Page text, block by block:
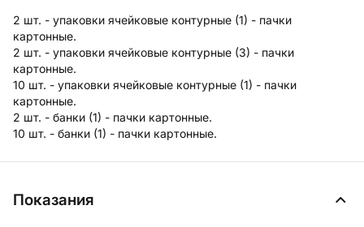
2 шт. - упаковки ячейковые контурные (1) - пачки
картонные.
2 шт. - упаковки ячейковые контурные (3) - пачки
картонные.
10 шт. - упаковки ячейковые контурные (1) - пачки
картонные.
2 шт. - банки (1) - пачки картонные.
10 шт. - банки (1) - пачки картонные.
Показания